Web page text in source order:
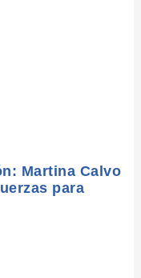
Martina Calvo
para